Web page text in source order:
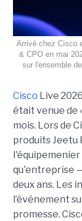
Arrivé chez Cisco
& CPO en mai
sur l'ensemble
Cisco Live 2026
était venue de
mois. Lors de
produits Jeetu
qu'entreprise
deux ans. Les
l’événement
promesse.